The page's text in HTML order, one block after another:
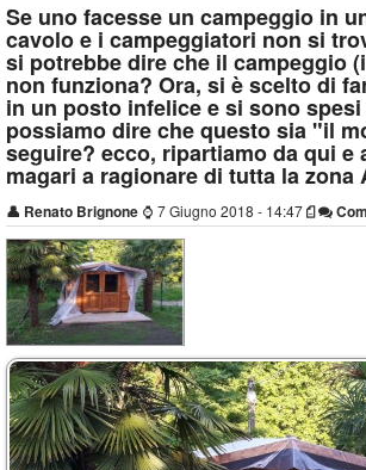
Se uno facesse un campeggio in
cavolo e i campeggiatori non si
si potrebbe dire che il campeggio
non funziona? Ora, si è scelto di
in un posto infelice e si sono
possiamo dire che questo sia "il
seguire? ecco, ripartiamo da qui e
magari a ragionare di tutta la zona
👤 Renato Brignone ⌚ 7 Giugno 2018 - 14:47